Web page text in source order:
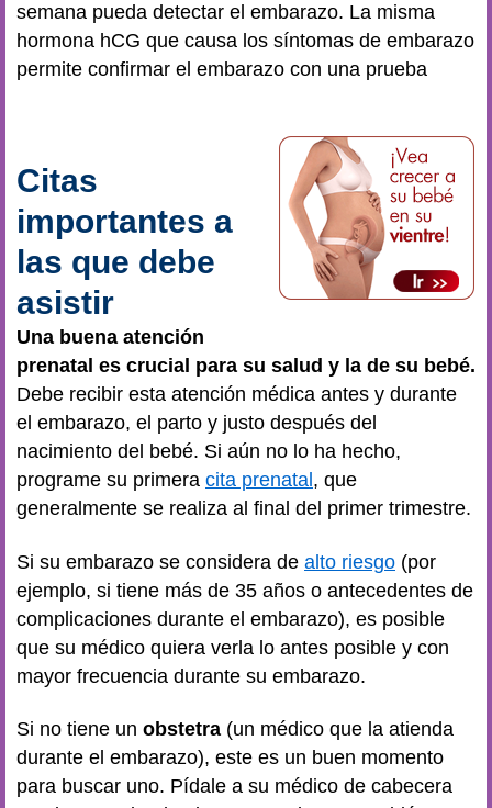
semana pueda detectar el embarazo. La misma
hormona hCG que causa los síntomas de embarazo
permite confirmar el embarazo con una prueba
Citas
importantes a
las que debe
asistir
Una buena atención
prenatal es crucial para su salud y la de su bebé.
Debe recibir esta atención médica antes y durante
el embarazo, el parto y justo después del
nacimiento del bebé. Si aún no lo ha hecho,
programe su primera cita prenatal , que
generalmente se realiza al final del primer trimestre.
Si su embarazo se considera de alto riesgo (por
ejemplo, si tiene más de 35 años o antecedentes de
complicaciones durante el embarazo), es posible
que su médico quiera verla lo antes posible y con
mayor frecuencia durante su embarazo.
Si no tiene un obstetra (un médico que la atienda
durante el embarazo), este es un buen momento
para buscar uno. Pídale a su médico de cabecera